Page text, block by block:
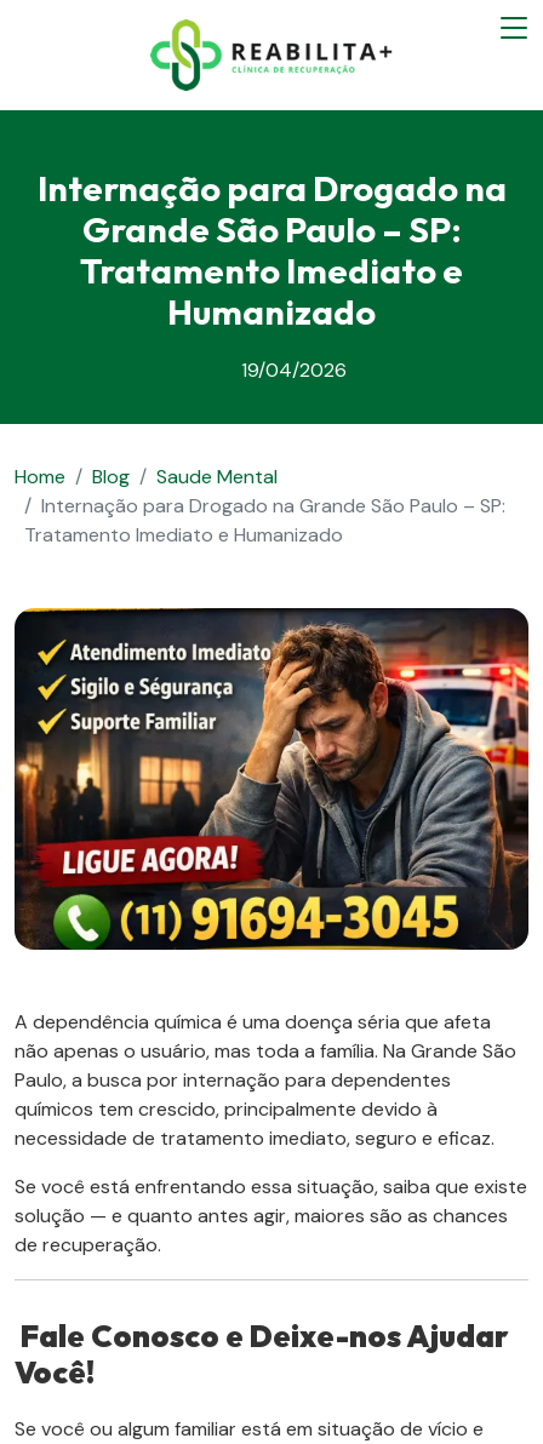
Internação para Drogado na
Grande São Paulo – SP:
Tratamento Imediato e
Humanizado
19/04/2026
Home Blog
Saude Mental
Internação para Drogado na Grande São Paulo – SP:
Tratamento Imediato e Humanizado
A dependência química é uma doença séria que afeta
não apenas o usuário, mas toda a família. Na Grande São
Paulo, a busca por internação para dependentes
químicos tem crescido, principalmente devido à
necessidade de tratamento imediato, seguro e eficaz.
Se você está enfrentando essa situação, saiba que existe
solução — e quanto antes agir, maiores são as chances
de recuperação.
Fale Conosco e Deixe-nos Ajudar
Você!
Se você ou algum familiar está em situação de vício e